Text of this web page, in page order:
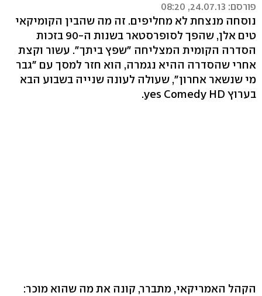
פורסם: 24.07.13, 08:20
נוסחה מנצחת לא מחליפים. זה מה שהבין הקומיקאי
טים אלן, שהפך לסופרסטאר בשנות ה-90 בזכות
הסדרה הקומית המצליחה "שפץ ביתך". עשור וקצת
אחרי שהסדרה ההיא נגמרה, הוא חזר למסך עם "גבר
מי שנשאר אחרון", שעולה לעונה שנייה בשבוע הבא
בערוץ yes Comedy HD.
הקהל האמריקאי, מתברר, קונה את מה שהוא מוכר: